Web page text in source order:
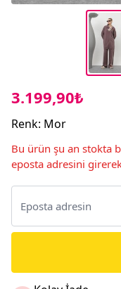
3.199,90₺
Renk: Mor
Bu ürün şu an stokta
eposta adresini